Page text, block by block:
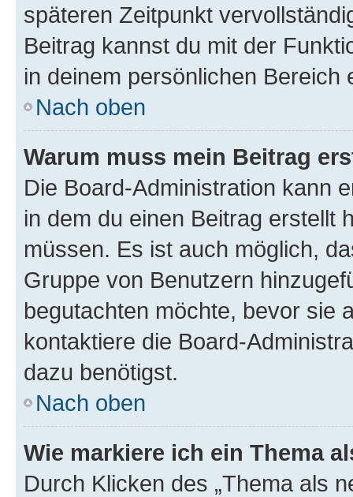
späteren Zeitpunkt
Beitrag kannst du mit der
in deinem persönlichen Bereich
Nach oben
Warum muss mein Beitrag
Die Board-Administration kann
in dem du einen Beitrag erstellt
müssen. Es ist auch möglich,
Gruppe von Benutzern
begutachten möchte, bevor sie
kontaktiere die Board-
dazu benötigst.
Nach oben
Wie markiere ich ein Thema
Durch Klicken des „Thema als